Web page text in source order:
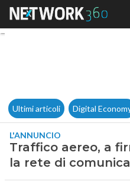
Ultimi articoli Digital
L'ANNUNCIO
Traffico aereo, a
la rete di